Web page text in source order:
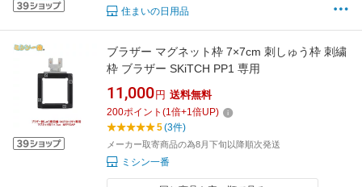
住まいの日用品
ブラザー マグネット枠 7×7cm 刺しゅう枠 刺繍
枠 ブラザー SKiTCH PP1 専用
11,000 円 送料無料
200ポイント (1倍+1倍UP)
5(3件)
メーカー取寄商品の為8月下旬以降順次発送
ミシン一番